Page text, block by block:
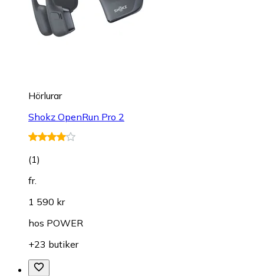
Hörlurar
Shokz OpenRun Pro 2
(1)
fr.
1 590 kr
hos POWER
+23 butiker